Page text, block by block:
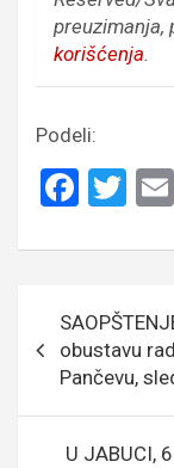
preuzimanja,
korišćenja.
Podeli:
F
ce
o
o
k
T
tt
Кретање
чланка
obustavu
Pančevu,
U JABUCI,